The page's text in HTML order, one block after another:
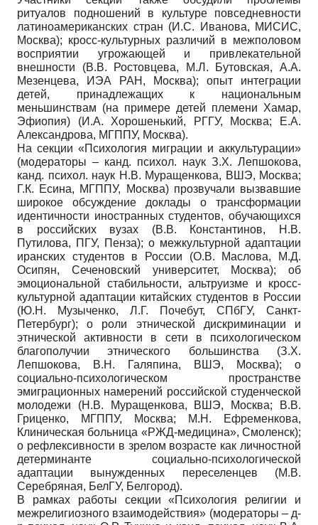
ритуалов подношений в культуре повседневности
латиноамериканских стран (И.С. Иванова, МИСИС,
Москва); кросс-культурных различий в межполовом
восприятии угрожающей и привлекательной
внешности (В.В. Ростовцева, М.Л. Бутовская, А.А.
Мезенцева, ИЭА РАН, Москва); опыт интеграции
детей, принадлежащих к национальным
меньшинствам (на примере детей племени Хамар,
Эфиопия) (И.А. Хорошенький, РГГУ, Москва; Е.А.
Александрова, МГППУ, Москва).
На секции «Психология миграции и аккультурации»
(модераторы – канд. психол. наук З.Х. Лепшокова,
канд. психол. наук Н.В. Муращенкова, ВШЭ, Москва;
Г.К. Есина, МГППУ, Москва) прозвучали вызвавшие
широкое обсуждение доклады о трансформации
идентичности иностранных студентов, обучающихся
в российских вузах (В.В. Константинов, Н.В.
Путилова, ПГУ, Пенза); о межкультурной адаптации
иранских студентов в России (О.В. Маслова, М.Д.
Осипян, Сеченовский университет, Москва); об
эмоциональной стабильности, альтруизме и кросс-
культурной адаптации китайских студентов в России
(Ю.Н. Музыченко, Л.Г. Почебут, СПбГУ, Санкт-
Петербург); о роли этнической дискриминации и
этнической активности в сети в психологическом
благополучии этнического большинства (З.Х.
Лепшокова, В.Н. Галяпина, ВШЭ, Москва); о
социально-психологическом пространстве
эмиграционных намерений российской студенческой
молодежи (Н.В. Муращенкова, ВШЭ, Москва; В.В.
Гриценко, МГППУ, Москва; М.Н. Ефременкова,
Клиническая больница «РЖД-медицина», Смоленск);
о рефлексивности в зрелом возрасте как личностной
детерминанте социально-психологической
адаптации вынужденных переселенцев (М.В.
Серебряная, БелГУ, Белгород).
В рамках работы секции «Психология религии и
межрелигиозного взаимодействия» (модераторы – д-